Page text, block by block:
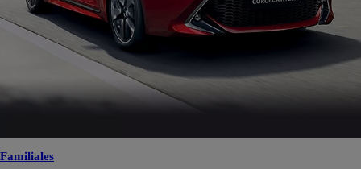
Familiales